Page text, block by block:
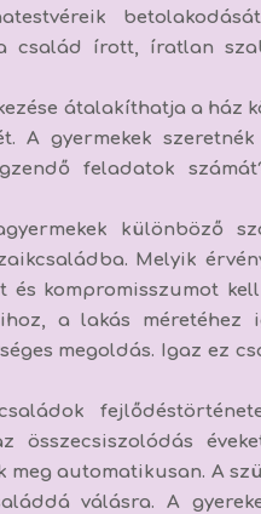
család írott, íratlan
átalakíthatja a ház
A gyermekek
feladatok
különböző
Melyik
és kompromisszumot
a lakás
megoldás. Igaz ez
összecsiszolódás
meg automatikusan. A
válásra. A